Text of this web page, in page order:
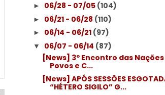
► 06/28 - 07/05 (104)
► 06/21 - 06/28 (110)
► 06/14 - 06/21 (97)
▼ 06/07 - 06/14 (87)
[News] 3º Encontro das
Povos e C...
[News] APÓS SESSÕES
“HÉTERO SIGILO” G...